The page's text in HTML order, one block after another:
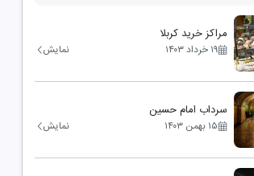
مراکز خرید کربلا
۱۹ خرداد ۱۴۰۳ نمایش
سرداب امام حسین
۱۵ بهمن ۱۴۰۳ نمایش